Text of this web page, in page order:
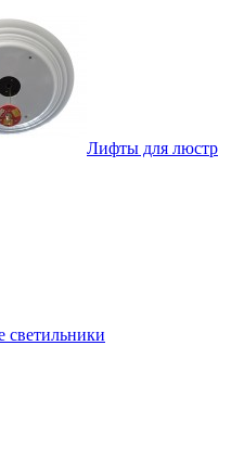
Лифты для люстр
светильники